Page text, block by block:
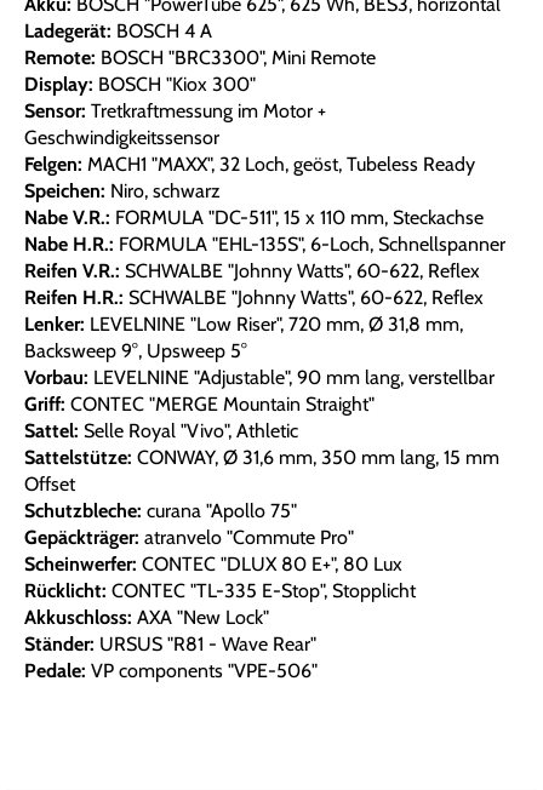
Ladegerät: BOSCH 4 A
Remote: BOSCH "BRC3300", Mini Remote
Display: BOSCH "Kiox 300"
Sensor: Tretkraftmessung im Motor +
Geschwindigkeitssensor
Felgen: MACH1 "MAXX", 32 Loch, geöst, Tubeless Ready
Speichen: Niro, schwarz
Nabe V.R.: FORMULA "DC-511", 15 x 110 mm, Steckachse
Nabe H.R.: FORMULA "EHL-135S", 6-Loch, Schnellspanner
Reifen V.R.: SCHWALBE "Johnny Watts", 60-622, Reflex
Reifen H.R.: SCHWALBE "Johnny Watts", 60-622, Reflex
Lenker: LEVELNINE "Low Riser", 720 mm, Ø 31,8 mm,
Backsweep 9°, Upsweep 5°
Vorbau: LEVELNINE "Adjustable", 90 mm lang, verstellbar
Griff: CONTEC "MERGE Mountain Straight"
Sattel: Selle Royal "Vivo", Athletic
Sattelstütze: CONWAY, Ø 31,6 mm, 350 mm lang, 15 mm
Offset
Schutzbleche: curana "Apollo 75"
Gepäckträger: atranvelo "Commute Pro"
Scheinwerfer: CONTEC "DLUX 80 E+", 80 Lux
Rücklicht: CONTEC "TL-335 E-Stop", Stopplicht
Akkuschloss: AXA "New Lock"
Ständer: URSUS "R81 - Wave Rear"
Pedale: VP components "VPE-506"